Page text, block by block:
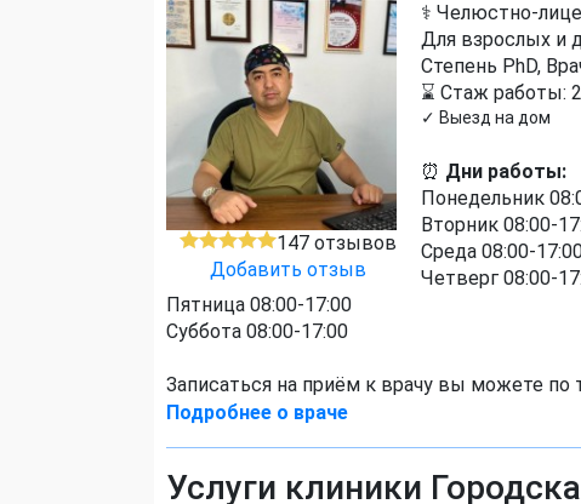
147 отзывов
Добавить отзыв
⚕️ Челюстно-
Для взрослых и
Степень PhD
⌛ Стаж работы:
✓ Выезд на дом
⏰ Дни работы:
Понедельник
Вторник 08:00-
Среда 08:00-
Четверг 08:00-
Пятница 08:00-17:00
Суббота 08:00-17:00
Записаться на приём к врачу вы можете по
Подробнее о враче
Услуги клиники